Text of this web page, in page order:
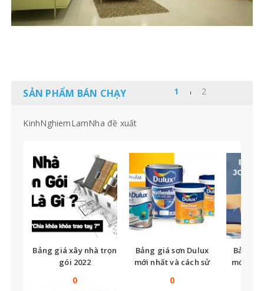
SẢN PHẨM BÁN CHẠY
KinhNghiemLamNha đề xuất
Bảng giá xây nhà trọn
gói 2022
0
Bảng giá sơn Dulux
mới nhất và cách sử
0
Bảng
mới